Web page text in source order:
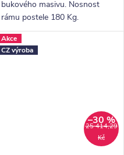
bukového masivu. Nosnost
rámu postele 180 Kg.
Povrchová úprava lakem. Pevná
dřevěná lišta pro rošty.
Akce
CZ výroba
25 414,29
Kč
–30 %